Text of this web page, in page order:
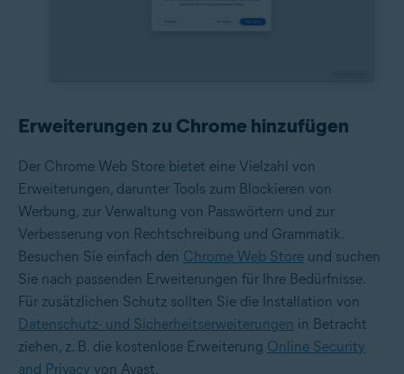
Erweiterungen zu Chrome hinzufügen
Der Chrome Web Store bietet eine Vielzahl von
Erweiterungen, darunter Tools zum Blockieren von
Werbung, zur Verwaltung von Passwörtern und zur
Verbesserung von Rechtschreibung und Grammatik.
Besuchen Sie einfach den Chrome Web Store und suchen
Sie nach passenden Erweiterungen für Ihre Bedürfnisse.
Für zusätzlichen Schutz sollten Sie die Installation von
Datenschutz- und Sicherheitserweiterungen in Betracht
ziehen, z. B. die kostenlose Erweiterung Online Security
and Privacy von Avast.